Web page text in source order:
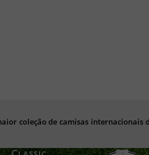
coleção de camisas internacionais